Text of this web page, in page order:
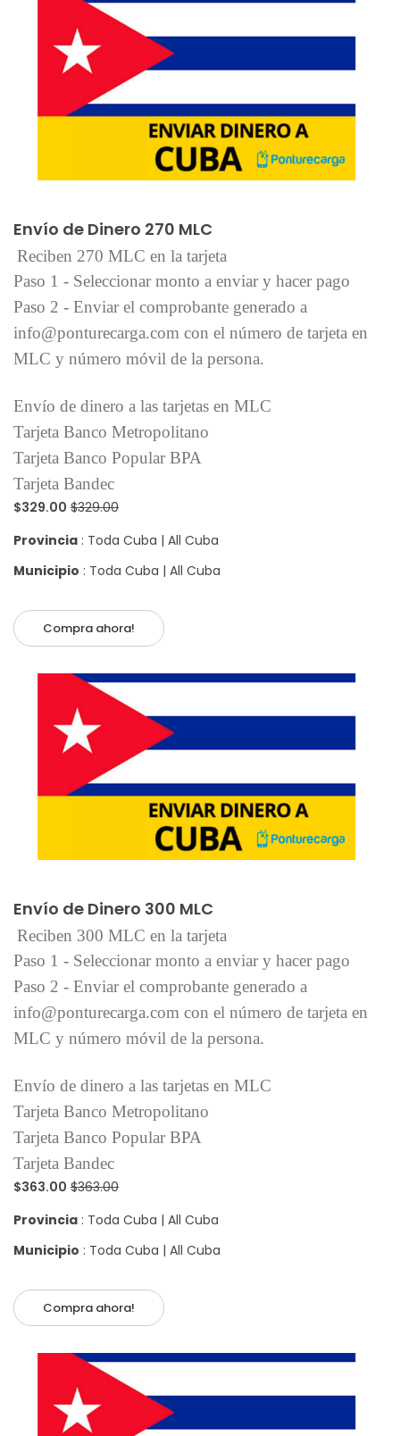
Envío de Dinero 270 MLC
Reciben 270 MLC en la tarjeta
Paso 1 - Seleccionar monto a enviar y hacer pago
Paso 2 - Enviar el comprobante generado a
info@ponturecarga.com con el número de tarjeta en
MLC y número móvil de la persona.
Envío de dinero a las tarjetas en MLC
Tarjeta Banco Metropolitano
Tarjeta Banco Popular BPA
Tarjeta Bandec
$329.00 $329.00
Provincia : Toda Cuba | All Cuba
Municipio : Toda Cuba | All Cuba
Compra ahora!
Envío de Dinero 300 MLC
Reciben 300 MLC en la tarjeta
Paso 1 - Seleccionar monto a enviar y hacer pago
Paso 2 - Enviar el comprobante generado a
info@ponturecarga.com con el número de tarjeta en
MLC y número móvil de la persona.
Envío de dinero a las tarjetas en MLC
Tarjeta Banco Metropolitano
Tarjeta Banco Popular BPA
Tarjeta Bandec
$363.00 $363.00
Provincia : Toda Cuba | All Cuba
Municipio : Toda Cuba | All Cuba
Compra ahora!